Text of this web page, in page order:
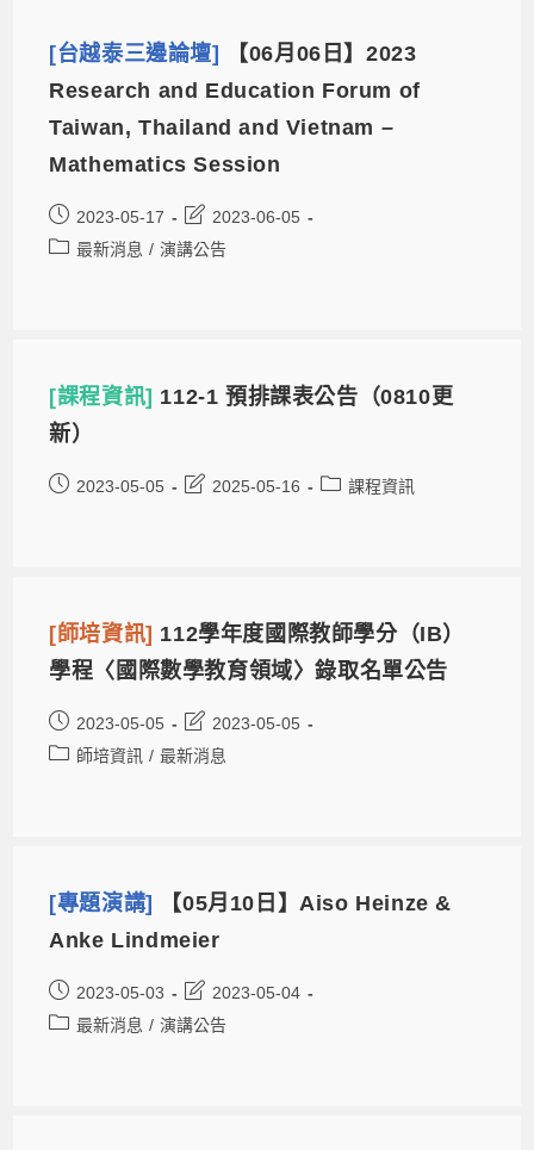
[台越泰三邊論壇]
【06月06日】2023
Research and Education Forum of
Taiwan, Thailand and Vietnam –
Mathematics Session
2023-05-17
2023-06-05
最新消息 / 演講公告
[課程資訊] 112-1 預排課表公告（0810更
新）
2023-05-05 2025-05-16 課程資訊
[師培資訊] 112學年度國際教師學分（IB）
學程〈國際數學教育領域〉錄取名單公告
2023-05-05
2023-05-05
師培資訊 / 最新消息
[專題演講]
【05月10日】Aiso Heinze &
Anke Lindmeier
2023-05-03
2023-05-04
最新消息 / 演講公告